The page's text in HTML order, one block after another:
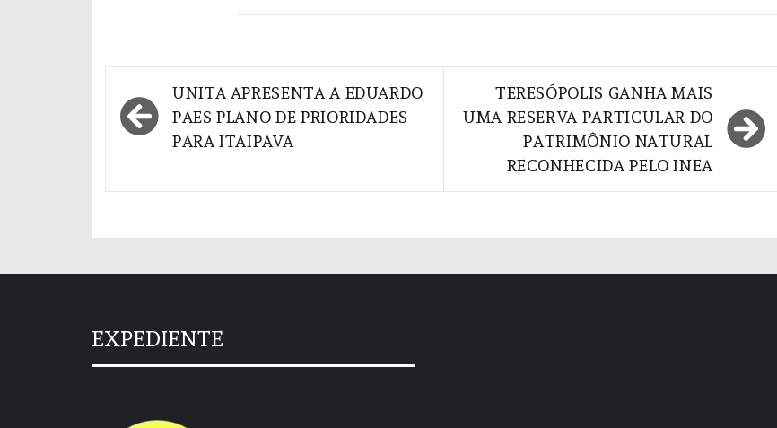
Navegação
de
UNITA APRESENTA A EDUARDO
PAES PLANO DE PRIORIDADES
PARA ITAIPAVA
TERESÓPOLIS GANHA MAIS
UMA RESERVA PARTICULAR DO
PATRIMÔNIO NATURAL
RECONHECIDA PELO INEA
EXPEDIENTE